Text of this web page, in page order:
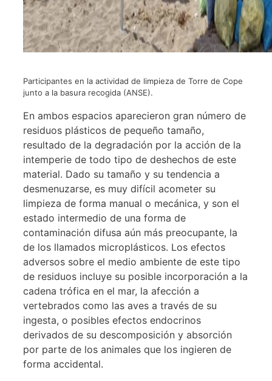
Participantes en la actividad de limpieza de Torre de Cope
junto a la basura recogida (ANSE).
En ambos espacios aparecieron gran número de
residuos plásticos de pequeño tamaño,
resultado de la degradación por la acción de la
intemperie de todo tipo de deshechos de este
material. Dado su tamaño y su tendencia a
desmenuzarse, es muy difícil acometer su
limpieza de forma manual o mecánica, y son el
estado intermedio de una forma de
contaminación difusa aún más preocupante, la
de los llamados microplásticos. Los efectos
adversos sobre el medio ambiente de este tipo
de residuos incluye su posible incorporación a la
cadena trófica en el mar, la afección a
vertebrados como las aves a través de su
ingesta, o posibles efectos endocrinos
derivados de su descomposición y absorción
por parte de los animales que los ingieren de
forma accidental.